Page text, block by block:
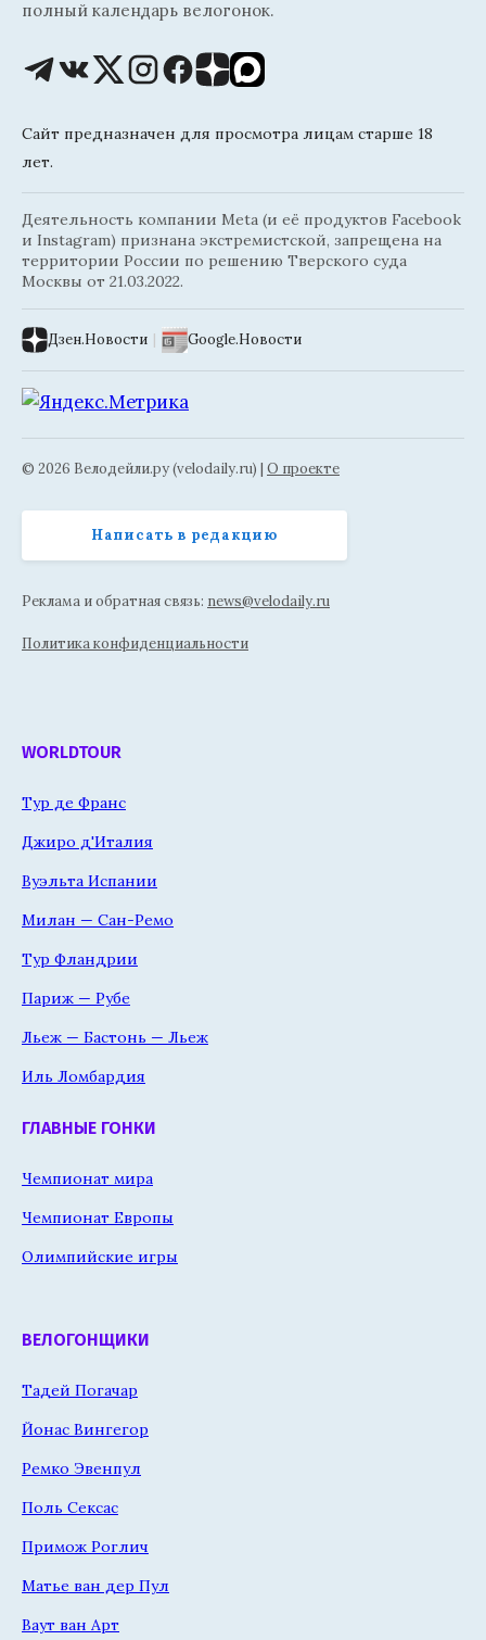
полный календарь велогонок.
Сайт предназначен для просмотра лицам старше 18
лет.
Деятельность компании Meta (и её продуктов Facebook
и Instagram) признана экстремистской, запрещена на
территории России по решению Тверского суда
Москвы от 21.03.2022.
Дзен.Новости | Google.Новости
© 2026 Велодейли.ру (velodaily.ru) | О проекте
Написать в редакцию
Реклама и обратная связь: news@velodaily.ru
Политика конфиденциальности
WORLDTOUR
Тур де Франс
Джиро д'Италия
Вуэльта Испании
Милан — Сан-Ремо
Тур Фландрии
Париж — Рубе
Льеж — Бастонь — Льеж
Иль Ломбардия
ГЛАВНЫЕ ГОНКИ
Чемпионат мира
Чемпионат Европы
Олимпийские игры
ВЕЛОГОНЩИКИ
Тадей Погачар
Йонас Вингегор
Ремко Эвенпул
Поль Сексас
Примож Роглич
Матье ван дер Пул
Ваут ван Арт